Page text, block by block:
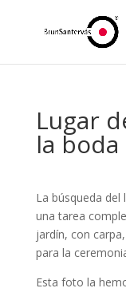
Lugar
la boda
La búsqueda del
una tarea
jardín, con
para la
Esta foto la